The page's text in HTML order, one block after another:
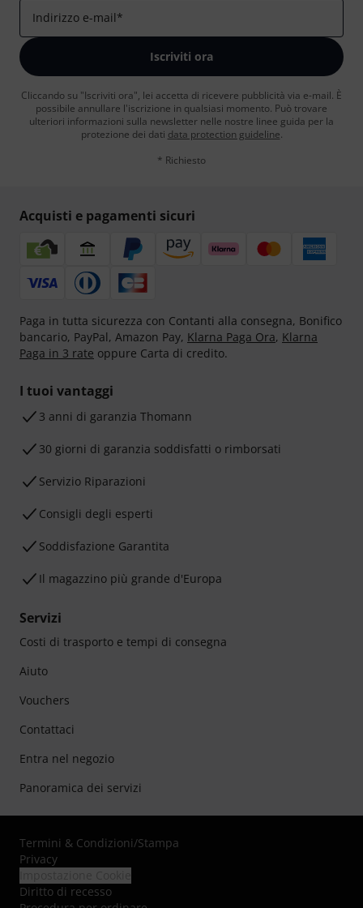
Indirizzo e-mail*
Iscriviti ora
Cliccando su "Iscriviti ora", lei accetta di ricevere pubblicità via e-mail. È
possibile annullare l'iscrizione in qualsiasi momento. Può trovare
ulteriori informazioni sulla newsletter nelle nostre linee guida per la
protezione dei dati data protection guideline.
* Richiesto
Acquisti e pagamenti sicuri
Paga in tutta sicurezza con Contanti alla consegna, Bonifico
bancario, PayPal, Amazon Pay, Klarna Paga Ora, Klarna
Paga in 3 rate oppure Carta di credito.
I tuoi vantaggi
3 anni di garanzia Thomann
30 giorni di garanzia soddisfatti o rimborsati
Servizio Riparazioni
Consigli degli esperti
Soddisfazione Garantita
Il magazzino più grande d'Europa
Servizi
Costi di trasporto e tempi di consegna
Aiuto
Vouchers
Contattaci
Entra nel negozio
Panoramica dei servizi
Termini & Condizioni/Stampa
Privacy
Diritto di recesso